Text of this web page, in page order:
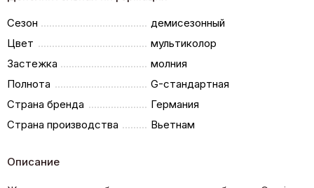
Сезон
демисезонный
Цвет
мультиколор
Застежка
молния
Полнота
G-стандартная
Страна бренда
Германия
Страна производства
Вьетнам
Описание